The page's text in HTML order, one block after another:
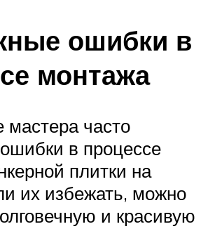
ошибки в
монтажа
часто
в процессе
плитки на
их избежать, можно
и красивую